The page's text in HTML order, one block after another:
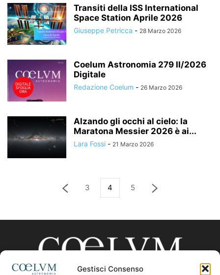
Gestisci Consenso
Transiti della ISS International
Space Station Aprile 2026
Giuseppe Petricca - 28 Marzo 2026
Coelum Astronomia 279 II/2026
Digitale
Redazione Coelum - 26 Marzo 2026
Alzando gli occhi al cielo: la
Maratona Messier 2026 è ai...
Lara Fossi - 21 Marzo 2026
3 4 5